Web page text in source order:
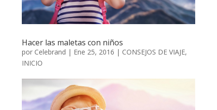
Hacer las maletas con niños
por Celebrand | Ene 25, 2016 | CONSEJOS DE VIAJE,
INICIO